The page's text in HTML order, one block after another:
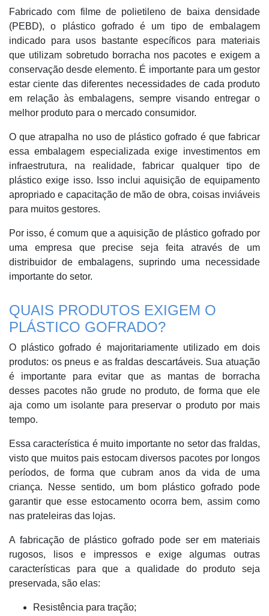
Fabricado com filme de polietileno de baixa densidade
(PEBD), o plástico gofrado é um tipo de embalagem
indicado para usos bastante específicos para materiais
que utilizam sobretudo borracha nos pacotes e exigem a
conservação desde elemento. É importante para um gestor
estar ciente das diferentes necessidades de cada produto
em relação às embalagens, sempre visando entregar o
melhor produto para o mercado consumidor.
O que atrapalha no uso de plástico gofrado é que fabricar
essa embalagem especializada exige investimentos em
infraestrutura, na realidade, fabricar qualquer tipo de
plástico exige isso. Isso inclui aquisição de equipamento
apropriado e capacitação de mão de obra, coisas inviáveis
para muitos gestores.
Por isso, é comum que a aquisição de plástico gofrado por
uma empresa que precise seja feita através de um
distribuidor de embalagens, suprindo uma necessidade
importante do setor.
QUAIS PRODUTOS EXIGEM O
PLÁSTICO GOFRADO?
O plástico gofrado é majoritariamente utilizado em dois
produtos: os pneus e as fraldas descartáveis. Sua atuação
é importante para evitar que as mantas de borracha
desses pacotes não grude no produto, de forma que ele
aja como um isolante para preservar o produto por mais
tempo.
Essa característica é muito importante no setor das fraldas,
visto que muitos pais estocam diversos pacotes por longos
períodos, de forma que cubram anos da vida de uma
criança. Nesse sentido, um bom plástico gofrado pode
garantir que esse estocamento ocorra bem, assim como
nas prateleiras das lojas.
A fabricação de plástico gofrado pode ser em materiais
rugosos, lisos e impressos e exige algumas outras
características para que a qualidade do produto seja
preservada, são elas:
Resistência para tração;